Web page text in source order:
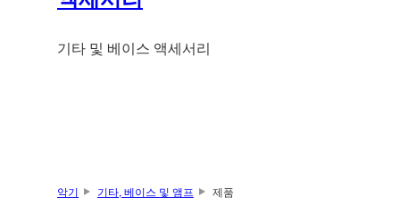
기타 및 베이스 액세서리
악기 기타, 베이스 및 앰프 제품